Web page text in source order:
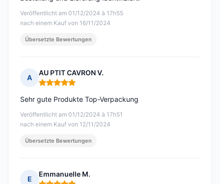
Veröffentlicht am 01/12/2024 à 17h55
nach einem Kauf von 16/11/2024
Übersetzte Bewertungen
A
AU PTIT CAVRON V.
Hinweis: 5 von 5
Veröffentlicht am 01/12/2024 à 17h51
nach einem Kauf von 12/11/2024
Sehr gute Produkte Top-Verpackung
Übersetzte Bewertungen
E
Emmanuelle M.